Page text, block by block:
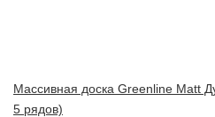
Массивная доска Greenline Matt
5 рядов)